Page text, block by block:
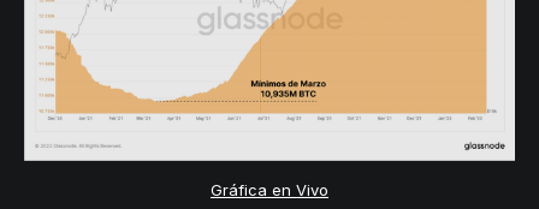
Gráfica en Vivo